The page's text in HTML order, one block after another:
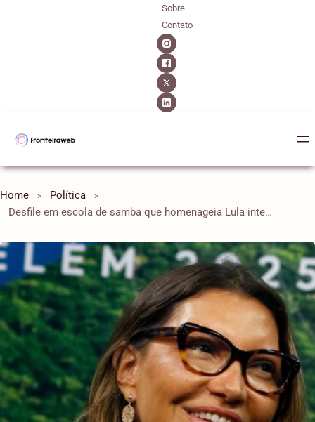
Sobre
Contato
Home
Política
Desfile em escola de samba que homenageia Lula intensifica debate sobre função pública de Janja